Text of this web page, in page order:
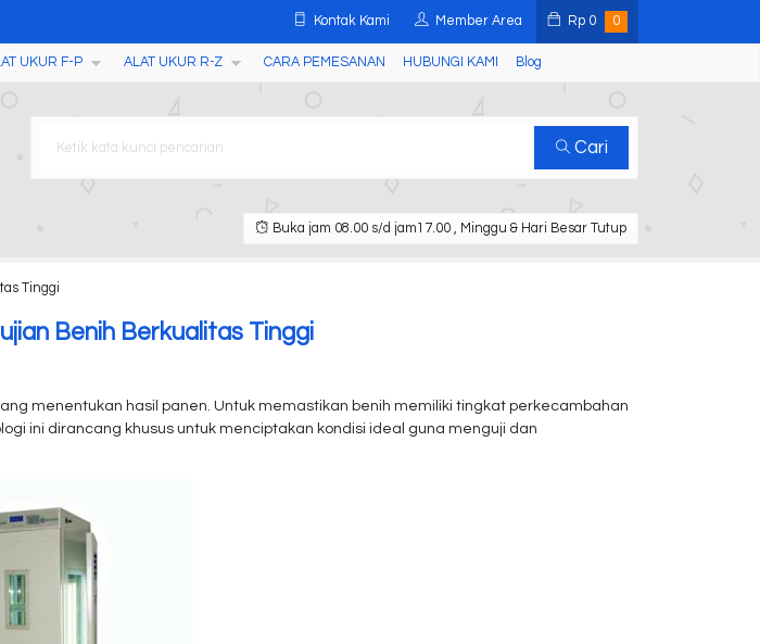
Kontak Kami Member Area Rp 0 0
UKUR F-P ALAT UKUR R-Z CARA PEMESANAN HUBUNGI KAMI Blog
Cari
Buka jam 08.00 s/d jam17.00 , Minggu & Hari Besar Tutup
Tinggi
Benih Berkualitas Tinggi
menentukan hasil panen. Untuk memastikan benih memiliki tingkat perkecambahan
ini dirancang khusus untuk menciptakan kondisi ideal guna menguji dan